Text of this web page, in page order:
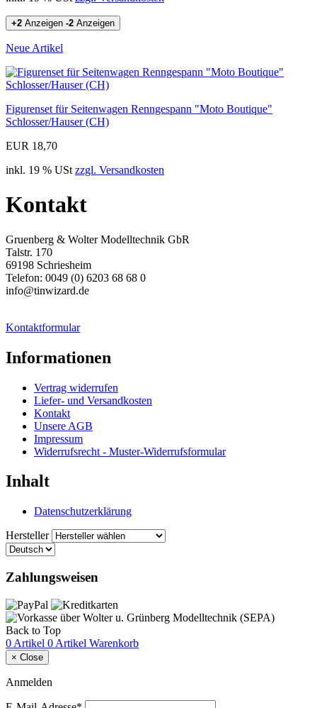
+2 Anzeigen -2 Anzeigen
Neue Artikel
Figurenset für Seitenwagen Renngespann "Moto Boutique"
Schlosser/Hauser (CH)
EUR 18,70
inkl. 19 % USt zzgl. Versandkosten
Kontakt
Gruenberg & Wolter Modelltechnik GbR
Talstr. 170
69198 Schriesheim
Telefon: 0049 (0) 6203 68 68 0
info@tinwizard.de
Kontaktformular
Informationen
Vertrag widerrufen
Liefer- und Versandkosten
Kontakt
Unsere AGB
Impressum
Widerrufsrecht - Muster-Widerrufsformular
Inhalt
Datenschutzerklärung
Hersteller
Zahlungsweisen
Back to Top
0 Artikel 0 Artikel Warenkorb
× Close
Anmelden